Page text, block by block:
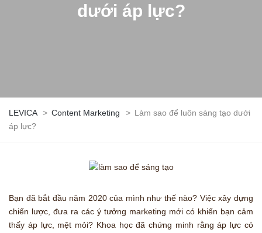
dưới áp lực?
LEVICA > Content Marketing > Làm sao để luôn sáng tạo dưới
áp lực?
Bạn đã bắt đầu năm 2020 của mình như thế nào? Việc xây dựng
chiến lược, đưa ra các ý tưởng marketing mới có khiến bạn cảm
thấy áp lực, mệt mỏi? Khoa học đã chứng minh rằng áp lực có